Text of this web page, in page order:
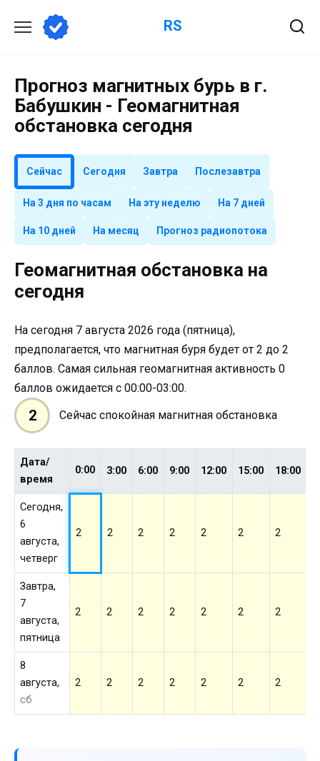
содержанию
RS
Прогноз магнитных бурь в г.
Бабушкин - Геомагнитная
обстановка сегодня
Сейчас Сегодня Завтра Послезавтра
На 3 дня по часам На эту неделю На 7 дней
На 10 дней На месяц Прогноз радиопотока
Геомагнитная обстановка на
сегодня
На сегодня 7 августа 2026 года (пятница),
предполагается, что магнитная буря будет от 2 до 2
баллов. Самая сильная геомагнитная активность 0
баллов ожидается с 00:00-03:00.
2 Сейчас спокойная магнитная обстановка
Дата/
время
0:00 3:00 6:00 9:00 12:00 15:00 18:00
Сегодня,
6
августа,
четверг
2 2 2 2 2 2 2
Завтра,
7
августа,
пятница
2 2 2 2 2 2 2
8
августа,
сб
2 2 2 2 2 2 2